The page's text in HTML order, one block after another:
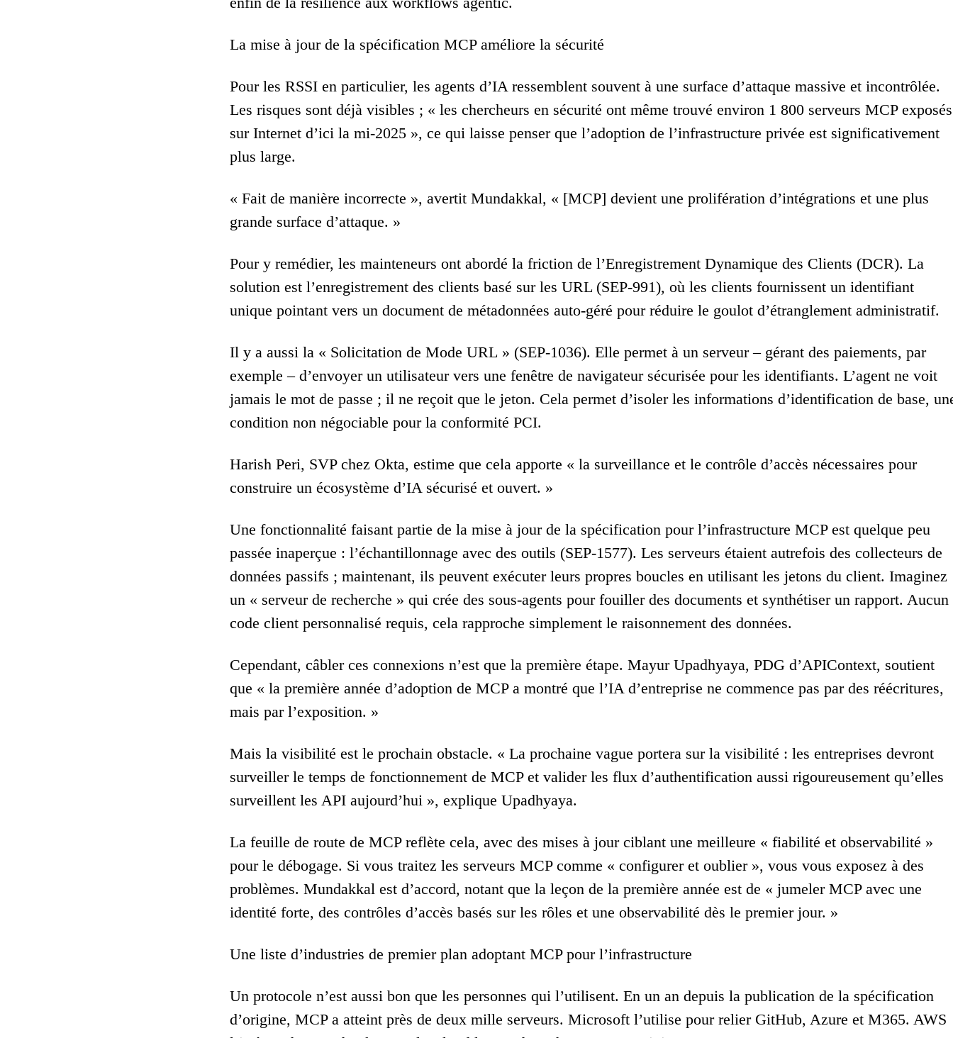
La mise à jour de la spécification MCP améliore la sécurité
Pour les RSSI en particulier, les agents d’IA ressemblent souvent à une surface d’attaque massive et incontrôlée.
Les risques sont déjà visibles ; « les chercheurs en sécurité ont même trouvé environ 1 800 serveurs MCP exposés
sur Internet d’ici la mi-2025 », ce qui laisse penser que l’adoption de l’infrastructure privée est significativement
plus large.
« Fait de manière incorrecte », avertit Mundakkal, « [MCP] devient une prolifération d’intégrations et une plus
grande surface d’attaque. »
Pour y remédier, les mainteneurs ont abordé la friction de l’Enregistrement Dynamique des Clients (DCR). La
solution est l’enregistrement des clients basé sur les URL (SEP-991), où les clients fournissent un identifiant
unique pointant vers un document de métadonnées auto-géré pour réduire le goulot d’étranglement administratif.
Il y a aussi la « Solicitation de Mode URL » (SEP-1036). Elle permet à un serveur – gérant des paiements, par
exemple – d’envoyer un utilisateur vers une fenêtre de navigateur sécurisée pour les identifiants. L’agent ne voit
jamais le mot de passe ; il ne reçoit que le jeton. Cela permet d’isoler les informations d’identification de base,
condition non négociable pour la conformité PCI.
Harish Peri, SVP chez Okta, estime que cela apporte « la surveillance et le contrôle d’accès nécessaires pour
construire un écosystème d’IA sécurisé et ouvert. »
Une fonctionnalité faisant partie de la mise à jour de la spécification pour l’infrastructure MCP est quelque peu
passée inaperçue : l’échantillonnage avec des outils (SEP-1577). Les serveurs étaient autrefois des collecteurs de
données passifs ; maintenant, ils peuvent exécuter leurs propres boucles en utilisant les jetons du client. Imaginez
un « serveur de recherche » qui crée des sous-agents pour fouiller des documents et synthétiser un rapport. Aucun
code client personnalisé requis, cela rapproche simplement le raisonnement des données.
Cependant, câbler ces connexions n’est que la première étape. Mayur Upadhyaya, PDG d’APIContext, soutient
que « la première année d’adoption de MCP a montré que l’IA d’entreprise ne commence pas par des réécritures,
mais par l’exposition. »
Mais la visibilité est le prochain obstacle. « La prochaine vague portera sur la visibilité : les entreprises devront
surveiller le temps de fonctionnement de MCP et valider les flux d’authentification aussi rigoureusement qu’elles
surveillent les API aujourd’hui », explique Upadhyaya.
La feuille de route de MCP reflète cela, avec des mises à jour ciblant une meilleure « fiabilité et observabilité »
pour le débogage. Si vous traitez les serveurs MCP comme « configurer et oublier », vous vous exposez à des
problèmes. Mundakkal est d’accord, notant que la leçon de la première année est de « jumeler MCP avec une
identité forte, des contrôles d’accès basés sur les rôles et une observabilité dès le premier jour. »
Une liste d’industries de premier plan adoptant MCP pour l’infrastructure
Un protocole n’est aussi bon que les personnes qui l’utilisent. En un an depuis la publication de la spécification
d’origine, MCP a atteint près de deux mille serveurs. Microsoft l’utilise pour relier GitHub, Azure et M365. AWS